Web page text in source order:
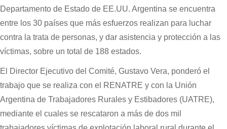
Departamento de Estado de EE.UU. Argentina se encuentra
entre los 30 países que más esfuerzos realizan para luchar
contra la trata de personas, y dar asistencia y protección a las
víctimas, sobre un total de 188 estados.
El Director Ejecutivo del Comité, Gustavo Vera, ponderó el
trabajo que se realiza con el RENATRE y con la Unión
Argentina de Trabajadores Rurales y Estibadores (UATRE),
mediante el cuales se rescataron a más de dos mil